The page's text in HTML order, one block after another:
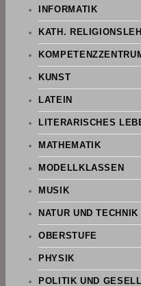
INFORMATIK
KATH.
KUNST
LATEIN
LITERARISCHES
MATHEMATIK
MODELLKLASSEN
MUSIK
NATUR UND TECHNIK
OBERSTUFE
PHYSIK
POLITIK UND